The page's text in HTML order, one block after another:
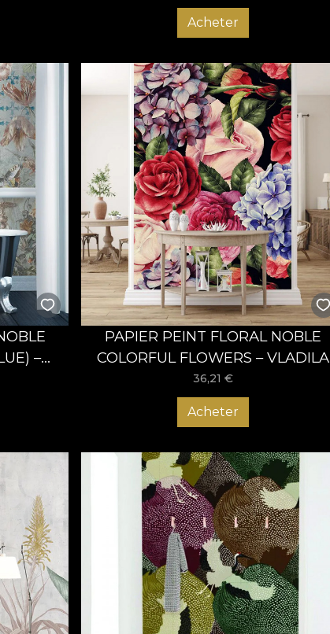
Acheter
–
PAPIER PEINT FLORAL NOBLE
COLORFUL FLOWERS – VLADILA
36,21 €
Acheter